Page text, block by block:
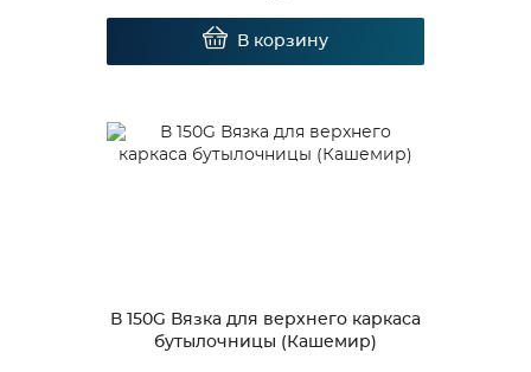
В корзину
В 150G Вязка для верхнего каркаса
бутылочницы (Кашемир)